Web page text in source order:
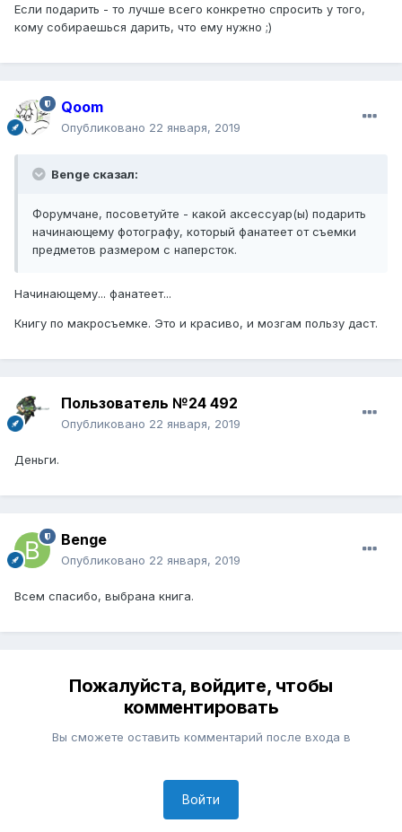
Если подарить - то лучше всего конкретно спросить у того,
кому собираешься дарить, что ему нужно ;)
Qoom
Опубликовано 22 января, 2019
Benge сказал:
Форумчане, посоветуйте - какой аксессуар(ы) подарить
начинающему фотографу, который фанатеет от съемки
предметов размером с наперсток.
Начинающему... фанатеет...
Книгу по макросъемке. Это и красиво, и мозгам пользу даст.
Пользователь №24 492
Опубликовано 22 января, 2019
Деньги.
Benge
Опубликовано 22 января, 2019
Всем спасибо, выбрана книга.
Пожалуйста, войдите, чтобы
комментировать
Вы сможете оставить комментарий после входа в
Войти